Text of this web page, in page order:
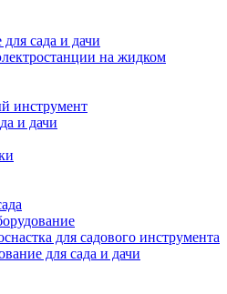
сада и дачи
на жидком
инструмент
и дачи
для садового инструмента
для сада и дачи